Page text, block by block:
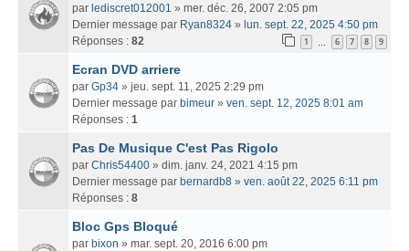
par lediscret012001 » mer. déc. 26, 2007 2:05 pm
Dernier message par Ryan8324 » lun. sept. 22, 2025 4:50 pm
Réponses : 82 1 6 7 8 9
Ecran DVD arriere
par Gp34 » jeu. sept. 11, 2025 2:29 pm
Dernier message par bimeur » ven. sept. 12, 2025 8:01 am
Réponses : 1
Pas De Musique C'est Pas Rigolo
par Chris54400 » dim. janv. 24, 2021 4:15 pm
Dernier message par bernardb8 » ven. août 22, 2025 6:11 pm
Réponses : 8
Bloc Gps Bloqué
par bixon » mar. sept. 20, 2016 6:00 pm